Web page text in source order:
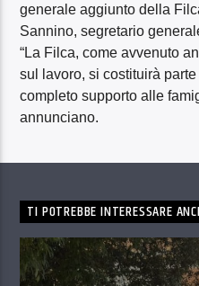
generale aggiunto della
Sannino, segretario
“La Filca, come avvenuto
sul lavoro, si costituirà
completo supporto alle
annunciano.
TI POTREBBE INTERESSARE